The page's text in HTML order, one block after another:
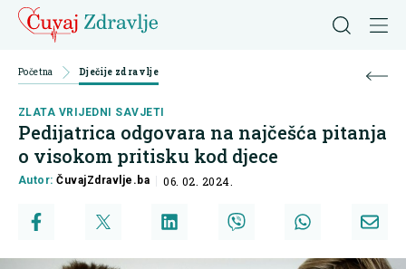
Početna Dječije zdravlje
ZLATA VRIJEDNI SAVJETI
Pedijatrica odgovara na najčešća pitanja
o visokom pritisku kod djece
Autor:ČuvajZdravlje.ba 06. 02. 2024.